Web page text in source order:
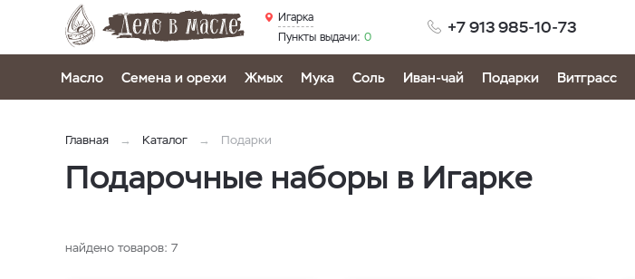
+7 913 985-10-73
Игарка
Пункты выдачи: 0
Масло Семена и орехи Жмых Мука Соль Иван-чай Подарки Витграсс
Главная Каталог Подарки
Подарочные наборы в Игарке
найдено товаров: 7